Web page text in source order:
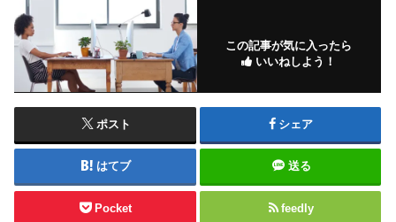
この記事が気に入ったら
いいねしよう！
ポスト シェア
はてブ 送る
Pocket feedly